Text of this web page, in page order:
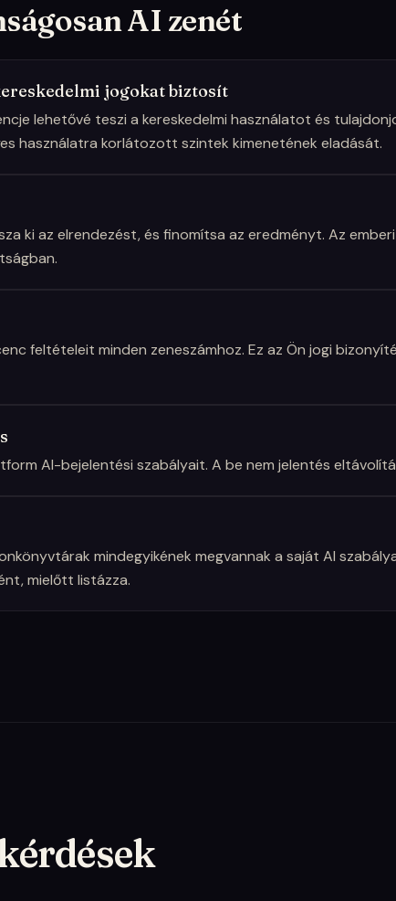
AI zenét
jogokat biztosít
lehetővé teszi a kereskedelmi használatot és
használatra korlátozott szintek kimenetének eladását.
ki az elrendezést, és finomítsa az eredményt. Az
feltételeit minden zeneszámhoz. Ez az Ön jogi
AI-bejelentési szabályait. A be nem jelentés
mindegyikének megvannak a saját AI
mielőtt listázza.